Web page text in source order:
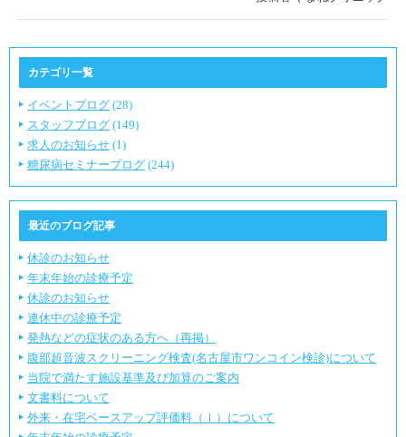
カテゴリ一覧
イベントブログ (28)
スタッフブログ (149)
求人のお知らせ (1)
糖尿病セミナーブログ (244)
最近のブログ記事
休診のお知らせ
年末年始の診療予定
休診のお知らせ
連休中の診療予定
発熱などの症状のある方へ（再掲）
腹部超音波スクリーニング検査(名古屋市ワンコイン検診)について
当院で満たす施設基準及び加算のご案内
文書料について
外来・在宅ベースアップ評価料（Ⅰ）について